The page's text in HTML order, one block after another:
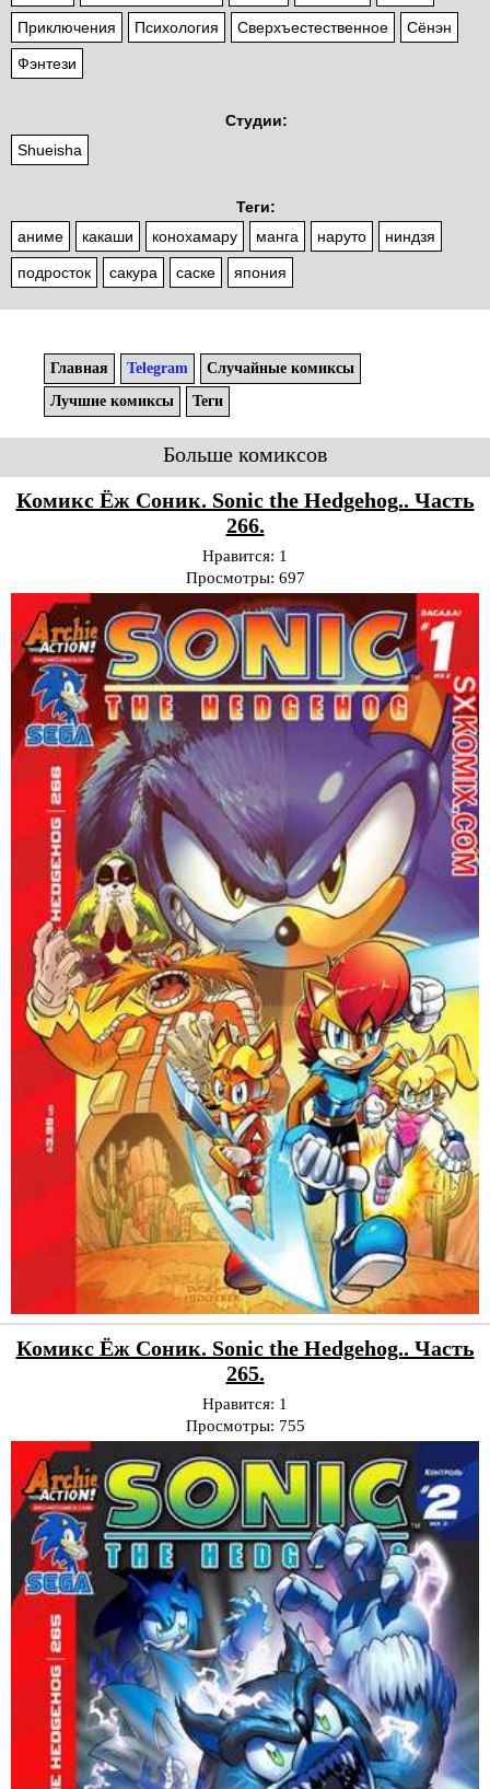
Приключения Психология Сверхъестественное Сёнэн
Фэнтези
Студии:
Shueisha
Теги:
аниме
какаши конохамару манга наруто ниндзя
подросток сакура саске япония
Главная Telegram
Случайные комиксы
Лучшие комиксы
Теги
Больше комиксов
Комикс Ёж Соник. Sonic the Hedgehog.. Часть
266.
Нравится: 1
Просмотры: 697
Комикс Ёж Соник. Sonic the Hedgehog.. Часть
265.
Нравится: 1
Просмотры: 755